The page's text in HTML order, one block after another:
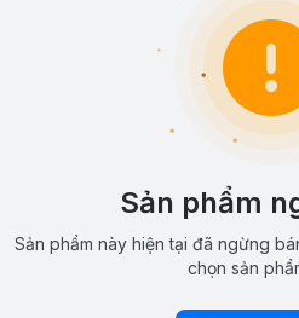
Sản phẩm
Sản phẩm này hiện tại đã ngừng
chọn sản